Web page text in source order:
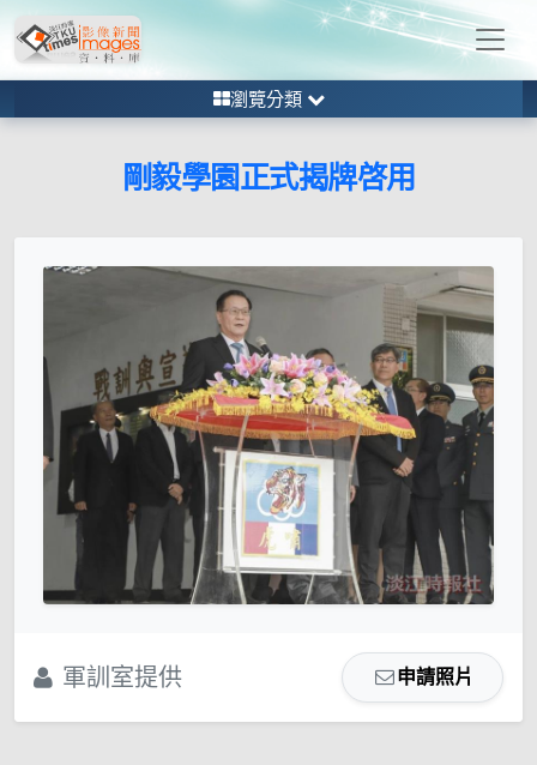
瀏覽分類
剛毅學園正式揭牌啓用
軍訓室提供 申請照片